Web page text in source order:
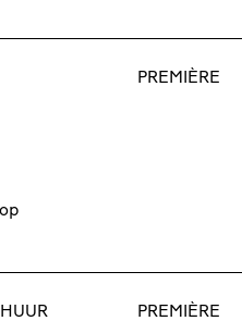
PREMIÈRE
PREMIÈRE